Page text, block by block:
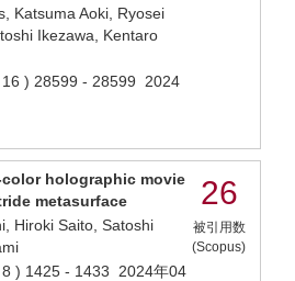
Katsuma Aoki, Ryosei
Ikezawa, Kentaro
) 28599 - 28599 2024
holographic movie
metasurface
Hiroki Saito, Satoshi
) 1425 - 1433 2024年04
26
被引用数
(Scopus)